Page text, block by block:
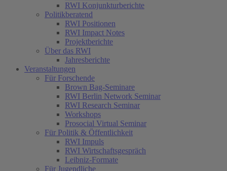
RWI Konjunkturberichte
Politikberatend
RWI Positionen
RWI Impact Notes
Projektberichte
Über das RWI
Jahresberichte
Veranstaltungen
Für Forschende
Brown Bag-Seminare
RWI Berlin Network Seminar
RWI Research Seminar
Workshops
Prosocial Virtual Seminar
Für Politik & Öffentlichkeit
RWI Impuls
RWI Wirtschaftsgespräch
Leibniz-Formate
Für Jugendliche